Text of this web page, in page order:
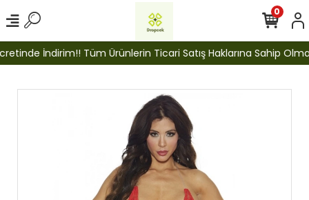
İndirim!! Tüm Ürünlerin Ticari Satış Haklarına Sahip
0